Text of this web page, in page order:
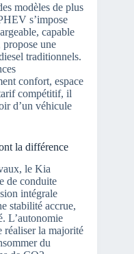
modèles de plus
s’impose
capable
propose une
traditionnels.
confort, espace
compétitif, il
d’un véhicule
la différence
le Kia
de conduite
intégrale
stabilité accrue,
L’autonomie
réaliser la majorité
du